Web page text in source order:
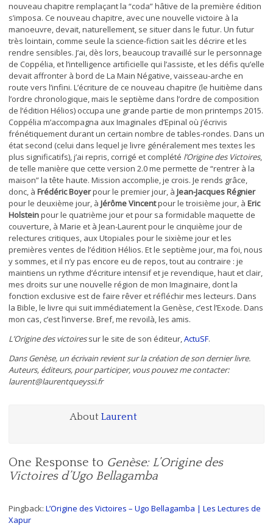
nouveau chapitre remplaçant la “coda” hâtive de la première édition
s’imposa. Ce nouveau chapitre, avec une nouvelle victoire à la
manoeuvre, devait, naturellement, se situer dans le futur. Un futur
très lointain, comme seule la science-fiction sait les décrire et les
rendre sensibles. J’ai, dès lors, beaucoup travaillé sur le personnage
de Coppélia, et l’intelligence artificielle qui l’assiste, et les défis qu’elle
devait affronter à bord de La Main Négative, vaisseau-arche en
route vers l’infini. L’écriture de ce nouveau chapitre (le huitième dans
l’ordre chronologique, mais le septième dans l’ordre de composition
de l’édition Hélios) occupa une grande partie de mon printemps 2015.
Coppélia m’accompagna aux Imaginales d’Epinal où j’écrivis
frénétiquement durant un certain nombre de tables-rondes. Dans un
état second (celui dans lequel je livre généralement mes textes les
plus significatifs), j’ai repris, corrigé et complété l’Origine des Victoires,
de telle manière que cette version 2.0 me permette de “rentrer à la
maison” la tête haute. Mission accomplie, je crois. Je rends grâce,
donc, à Frédéric Boyerpour le premier jour, à Jean-Jacques Régnier
pour le deuxième jour, à Jérôme Vincentpour le troisième jour, à Eric
Holsteinpour le quatrième jour et pour sa formidable maquette de
couverture, à Marie et à Jean-Laurent pour le cinquième jour de
relectures critiques, aux Utopiales pour le sixième jour et les
premières ventes de l’édition Hélios. Et le septième jour, ma foi, nous
y sommes, et il n’y pas encore eu de repos, tout au contraire : je
maintiens un rythme d’écriture intensif et je revendique, haut et clair,
mes droits sur une nouvelle région de mon Imaginaire, dont la
fonction exclusive est de faire rêver et réfléchir mes lecteurs. Dans
la Bible, le livre qui suit immédiatement la Genèse, c’est l’Exode. Dans
mon cas, c’est l’inverse. Bref, me revoilà, les amis.
L’Origine des victoiressur le site de son éditeur,ActuSF.
Dans Genèse, un écrivain revient sur la création de son dernier livre.
Auteurs, éditeurs, pour participer, vous pouvez me contacter:
laurent@laurentqueyssi.fr
About Laurent
One Response to Genèse: L’Origine des
Victoires d’Ugo Bellagamba
Pingback: L’Origine des Victoires – Ugo Bellagamba | Les Lectures de
Xapur